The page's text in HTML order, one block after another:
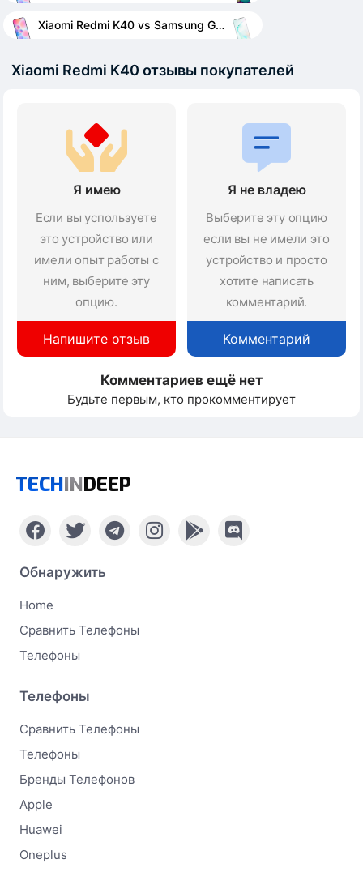
Xiaomi Redmi K40 vs Samsung Galaxy Note 10+
Xiaomi Redmi K40 отзывы покупателей
Я имею
Если вы успользуете
это устройство или
имели опыт работы с
ним, выберите эту
опцию.
Напишите отзыв
Я не владею
Выберите эту опцию
если вы не имели это
устройство и просто
хотите написать
комментарий.
Комментарий
Комментариев ещё нет
Будьте первым, кто прокомментирует
TECHINDEEP
Обнаружить
Home
Сравнить Телефоны
Телефоны
Телефоны
Сравнить Телефоны
Телефоны
Бренды Телефонов
Apple
Huawei
Oneplus